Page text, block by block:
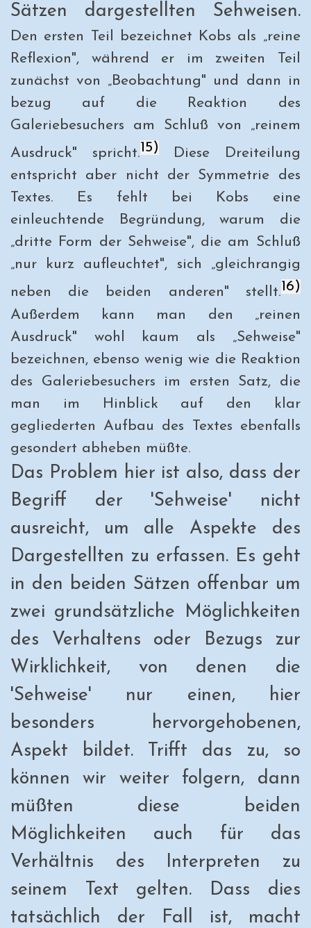
Sätzen dargestellten Sehweisen.
Den ersten Teil bezeichnet Kobs als „reine
Reflexion", während er im zweiten Teil
zunächst von „Beobachtung" und dann in
bezug auf die Reaktion des
Galeriebesuchers am Schluß von „reinem
Ausdruck" spricht.15)Diese Dreiteilung
entspricht aber nicht der Symmetrie des
Textes. Es fehlt bei Kobs eine
einleuchtende Begründung, warum die
„dritte Form der Sehweise", die am Schluß
„nur kurz aufleuchtet", sich „gleichrangig
neben die beiden anderen" stellt.16)
Außerdem kann man den „reinen
Ausdruck" wohl kaum als „Sehweise"
bezeichnen, ebenso wenig wie die Reaktion
des Galeriebesuchers im ersten Satz, die
man im Hinblick auf den klar
gegliederten Aufbau des Textes ebenfalls
gesondert abheben müßte.
Das Problem hier ist also, dass der
Begriff der 'Sehweise' nicht
ausreicht, um alle Aspekte des
Dargestellten zu erfassen. Es geht
in den beiden Sätzen offenbar um
zwei grundsätzliche Möglichkeiten
des Verhaltens oder Bezugs zur
Wirklichkeit, von denen die
'Sehweise' nur einen, hier
besonders hervorgehobenen,
Aspekt bildet. Trifft das zu, so
können wir weiter folgern, dann
müßten diese beiden
Möglichkeiten auch für das
Verhältnis des Interpreten zu
seinem Text gelten. Dass dies
tatsächlich der Fall ist, macht